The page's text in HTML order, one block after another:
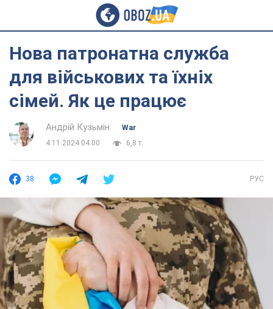
Нова патронатна служба
для військових та їхніх
сімей. Як це працює
Андрій Кузьмін‎
War
4.11.2024 04:00
6,8 т.
38 РУС